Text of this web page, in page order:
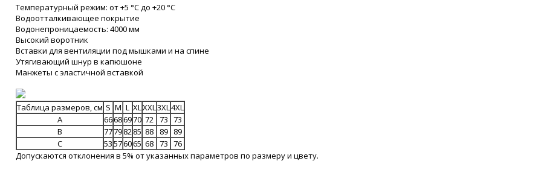
Температурный режим: от +5 °C до +20 °C
Водоотталкивающее покрытие
Водонепроницаемость: 4000 мм
Высокий воротник
Вставки для вентиляции под мышками и на спине
Утягивающий шнур в капюшоне
Манжеты с эластичной вставкой
Таблица размеров, см S M L XLXXL3XL4XL
A
66686970 72 73 73
B
77798285 88 89 89
C
53576065 68 73 76
Допускаются отклонения в 5% от указанных параметров по размеру и цвету.